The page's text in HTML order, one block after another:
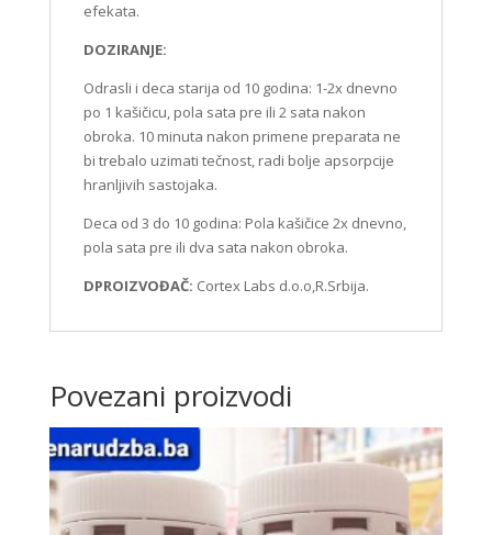
efekata.
DOZIRANJE:
Odrasli i deca starija od 10 godina: 1-2x dnevno
po 1 kašičicu, pola sata pre ili 2 sata nakon
obroka. 10 minuta nakon primene preparata ne
bi trebalo uzimati tečnost, radi bolje apsorpcije
hranljivih sastojaka.
Deca od 3 do 10 godina: Pola kašičice 2x dnevno,
pola sata pre ili dva sata nakon obroka.
DPROIZVOĐAČ: Cortex Labs d.o.o,R.Srbija.
Povezani proizvodi